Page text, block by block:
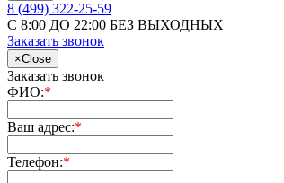
8 (499) 322-25-59
С 8:00 ДО 22:00 БЕЗ ВЫХОДНЫХ
Заказать звонок
×Close
Заказать звонок
ФИО:*
Ваш адрес:*
Телефон:*